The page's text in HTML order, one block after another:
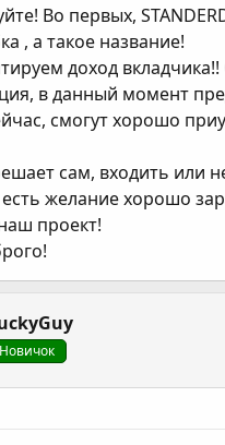
которого не сможет
сфере инвестирования.
никакой Контактной
фразы", да еще и
что теряют Огромную
не удержался)
Во первых,
, а такое название!
доход вкладчика!!
в данный момент
смогут хорошо
сам, входить или
желание хорошо
проект!
Новичок